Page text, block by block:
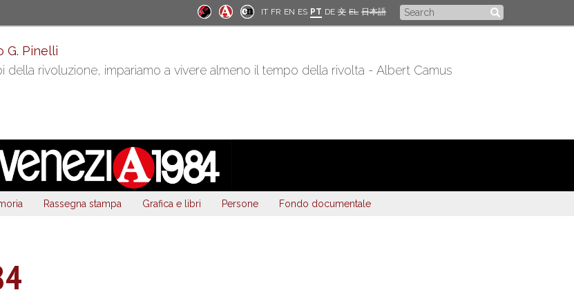
Search
IT FR EN ES PT DE 文 EL 日本語
G. Pinelli
della rivoluzione, impariamo a vivere almeno il tempo della rivolta - Albert Camus
Rassegna stampa Grafica e libri Persone Fondo documentale